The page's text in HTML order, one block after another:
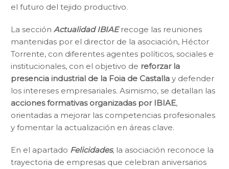
el futuro del tejido productivo.
La sección Actualidad IBIAE recoge las reuniones
mantenidas por el director de la asociación, Héctor
Torrente, con diferentes agentes políticos, sociales e
institucionales, con el objetivo de reforzar la
presencia industrial de la Foia de Castalla y defender
los intereses empresariales. Asimismo, se detallan las
acciones formativas organizadas por IBIAE,
orientadas a mejorar las competencias profesionales
y fomentar la actualización en áreas clave.
En el apartado Felicidades, la asociación reconoce la
trayectoria de empresas que celebran aniversarios